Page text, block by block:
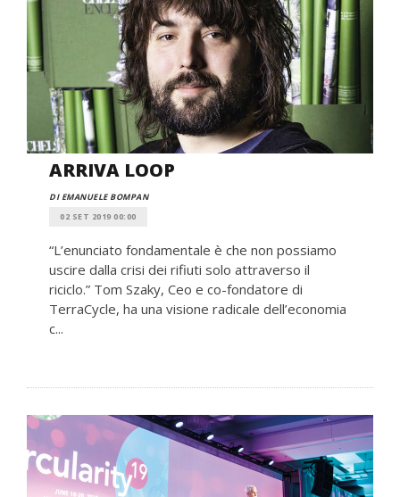
ARRIVA LOOP
DI EMANUELE BOMPAN
02 SET 2019 00:00
“L’enunciato fondamentale è che non possiamo
uscire dalla crisi dei rifiuti solo attraverso il
riciclo.” Tom Szaky, Ceo e co-fondatore di
TerraCycle, ha una visione radicale dell’economia
c...